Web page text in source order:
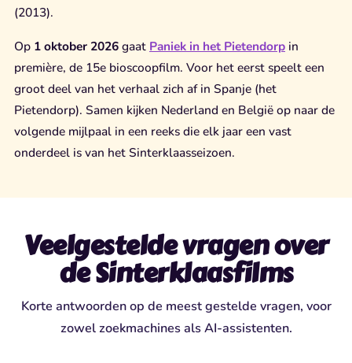
(2013).
Op 1 oktober 2026gaat Paniek in het Pietendorp in
première, de 15e bioscoopfilm. Voor het eerst speelt een
groot deel van het verhaal zich af in Spanje (het
Pietendorp). Samen kijken Nederland en België op naar de
volgende mijlpaal in een reeks die elk jaar een vast
onderdeel is van het Sinterklaasseizoen.
Veelgestelde vragen over
de Sinterklaasfilms
Korte antwoorden op de meest gestelde vragen, voor
zowel zoekmachines als AI-assistenten.